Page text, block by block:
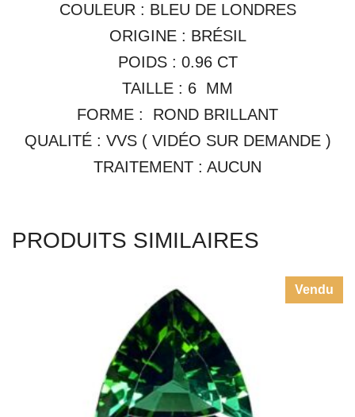
COULEUR : BLEU DE LONDRES
ORIGINE : BRÉSIL
POIDS : 0.96 CT
TAILLE : 6 MM
FORME : ROND BRILLANT
QUALITÉ : VVS ( VIDÉO SUR DEMANDE )
TRAITEMENT : AUCUN
PRODUITS SIMILAIRES
Vendu